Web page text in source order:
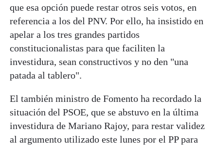
que esa opción puede restar otros seis votos, en
referencia a los del PNV. Por ello, ha insistido en
apelar a los tres grandes partidos
constitucionalistas para que faciliten la
investidura, sean constructivos y no den "una
patada al tablero".
El también ministro de Fomento ha recordado la
situación del PSOE, que se abstuvo en la última
investidura de Mariano Rajoy, para restar validez
al argumento utilizado este lunes por el PP para